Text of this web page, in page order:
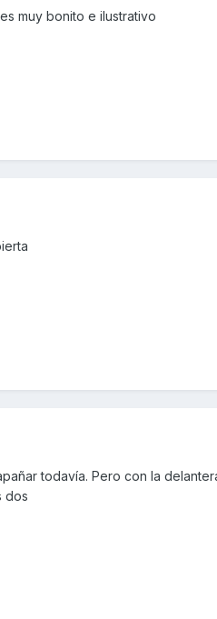
muy bonito e ilustrativo
todavía. Pero con la
dos